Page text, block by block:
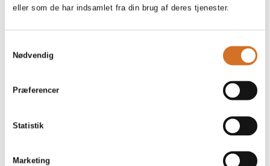
eller som de har indsamlet fra din brug af deres tjenester.
Nødvendig
Præferencer
Statistik
Marketing
Foodexpo
Produktet er medbragt på messen
Dette produkt kan opleves på udstillerens stand på messen